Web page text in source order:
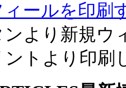
ールを印刷
より新規ウ
ントより印刷